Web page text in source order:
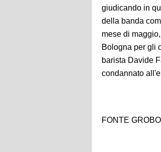
giudicando in
della banda
mese di
Bologna per gli
barista Davide
condannato
FONTE GROBO